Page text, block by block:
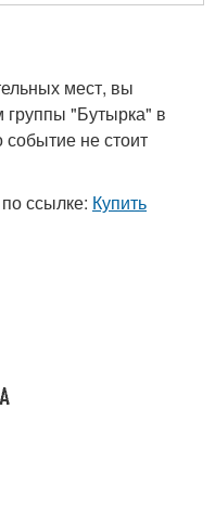
мест, вы
группы "Бутырка" в
не стоит
ссылке: Купить